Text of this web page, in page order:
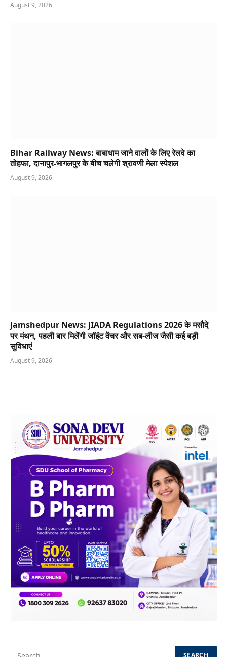
August 9, 2026
Bihar Railway News: बाबाधाम जाने वालों के लिए रेलवे का
तोहफा, दानापुर-भागलपुर के बीच चलेगी श्रावणी मेला स्पेशल
August 9, 2026
Jamshedpur News: JIADA Regulations 2026 के मसौदे
पर मंथन, पहली बार मिलेंगी जॉइंट वेंचर और सब-लीज जैसी कई बड़ी
सुविधाएं
August 9, 2026